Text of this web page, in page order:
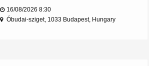
16/08/2026 8:30
Óbudai-sziget, 1033 Budapest, Hungary